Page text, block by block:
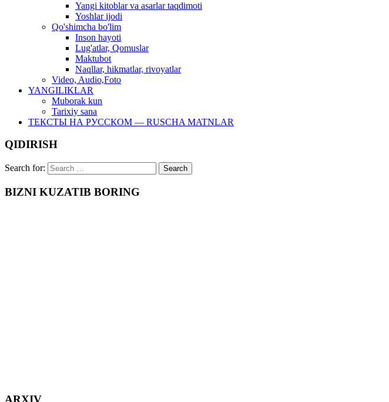
Yangi kitoblar va asarlar taqdimoti
Yoshlar ijodi
Qo'shimcha bo'lim
Inson hayoti
Lug'atlar, Qomuslar
Maktubot
Naqllar, hikmatlar, rivoyatlar
Video, Audio,Foto
YANGILIKLAR
Muborak kun
Tarixiy sana
ТЕКСТЫ НА РУССКОМ — RUSCHA MATNLAR
QIDIRISH
Search for:
BIZNI KUZATIB BORING